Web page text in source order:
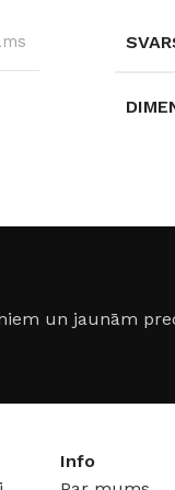
× 2050
860
un jaunām
Info